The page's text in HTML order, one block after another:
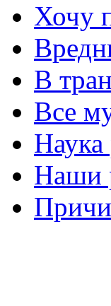
Хочу
В
Все
Наука
Наши